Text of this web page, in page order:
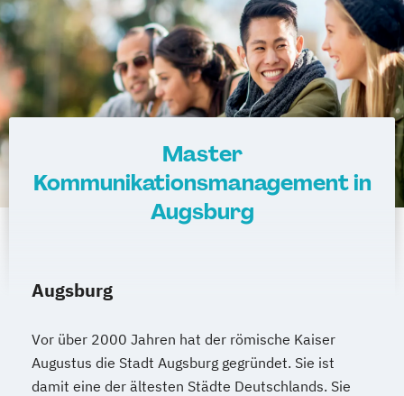
Master
Kommunikationsmanagement in
Augsburg
Augsburg
Vor über 2000 Jahren hat der römische Kaiser
Augustus die Stadt Augsburg gegründet. Sie ist
damit eine der ältesten Städte Deutschlands. Sie